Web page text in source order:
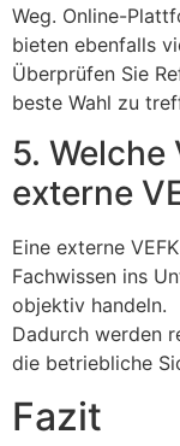
Weg. Online-
bieten ebenfalls
Überprüfen Sie
beste Wahl zu
5.
externe
Eine externe
Fachwissen ins
objektiv handeln.
Dadurch werden
die betriebliche
Fazit